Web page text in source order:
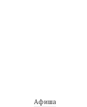
Афиша